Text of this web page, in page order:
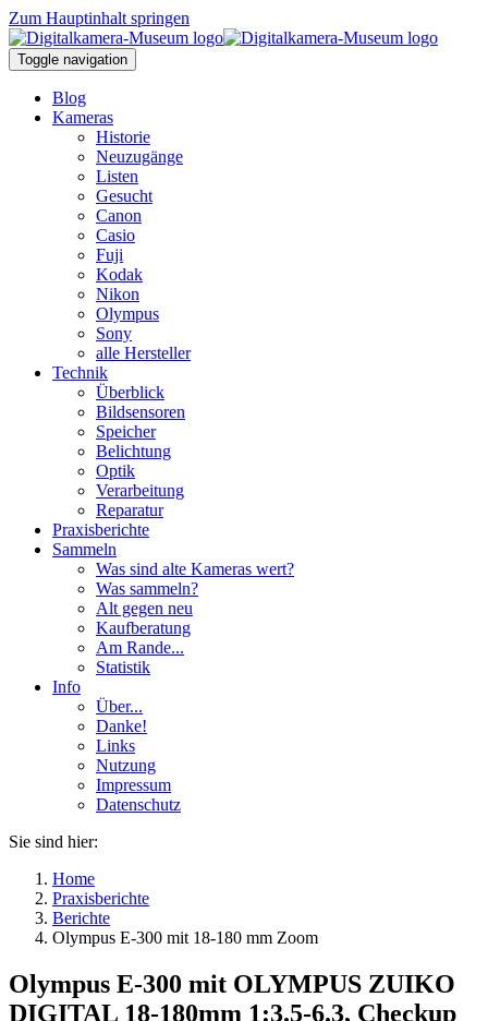
Zum Hauptinhalt springen
Toggle navigation
Blog
Kameras
Historie
Neuzugänge
Listen
Gesucht
Canon
Casio
Fuji
Kodak
Nikon
Olympus
Sony
alle Hersteller
Technik
Überblick
Bildsensoren
Speicher
Belichtung
Optik
Verarbeitung
Reparatur
Praxisberichte
Sammeln
Was sind alte Kameras wert?
Was sammeln?
Alt gegen neu
Kaufberatung
Am Rande...
Statistik
Info
Über...
Danke!
Links
Nutzung
Impressum
Datenschutz
Sie sind hier:
Home
Praxisberichte
Berichte
Olympus E-300 mit 18-180 mm Zoom
Olympus E-300 mit OLYMPUS ZUIKO
DIGITAL 18-180mm 1:3.5-6.3, Checkup